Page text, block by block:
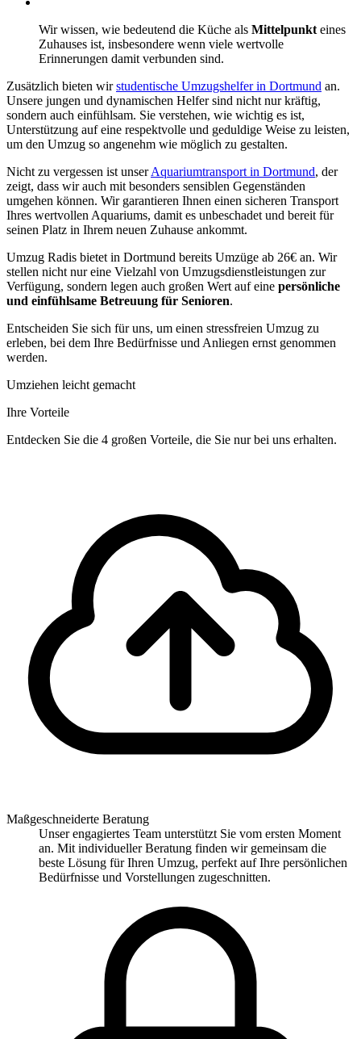
Wir wissen, wie bedeutend die Küche als Mittelpunkt eines
Zuhauses ist, insbesondere wenn viele wertvolle
Erinnerungen damit verbunden sind.
Zusätzlich bieten wirstudentische Umzugshelfer in Dortmund an.
Unsere jungen und dynamischen Helfer sind nicht nur kräftig,
sondern auch einfühlsam. Sie verstehen, wie wichtig es ist,
Unterstützung auf eine respektvolle und geduldige Weise zu leisten,
um den Umzug so angenehm wie möglich zu gestalten.
Nicht zu vergessen ist unserAquariumtransport in Dortmund, der
zeigt, dass wir auch mit besonders sensiblen Gegenständen
umgehen können. Wir garantieren Ihnen einen sicheren Transport
Ihres wertvollen Aquariums, damit es unbeschadet und bereit für
seinen Platz in Ihrem neuen Zuhause ankommt.
Umzug Radis bietet in Dortmund bereits Umzüge ab 26€ an. Wir
stellen nicht nur eine Vielzahl von Umzugsdienstleistungen zur
Verfügung, sondern legen auch großen Wert auf eine persönliche
und einfühlsame Betreuung für Senioren.
Entscheiden Sie sich für uns, um einen stressfreien Umzug zu
erleben, bei dem Ihre Bedürfnisse und Anliegen ernst genommen
werden.
Umziehen leicht gemacht
Ihre Vorteile
Entdecken Sie die 4 großen Vorteile, die Sie nur bei uns erhalten.
Maßgeschneiderte Beratung
Unser engagiertes Team unterstützt Sie vom ersten Moment
an. Mit individueller Beratung finden wir gemeinsam die
beste Lösung für Ihren Umzug, perfekt auf Ihre persönlichen
Bedürfnisse und Vorstellungen zugeschnitten.